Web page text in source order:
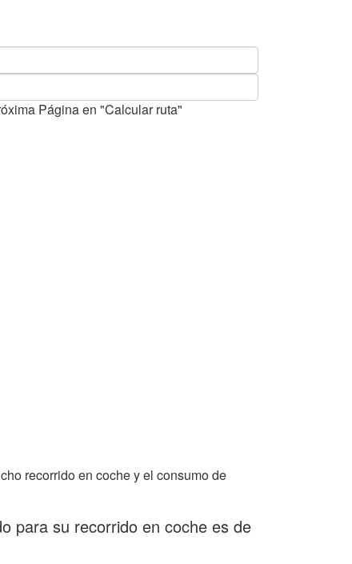
Página en "Calcular ruta"
recorrido en coche y el consumo de
para su recorrido en coche es de